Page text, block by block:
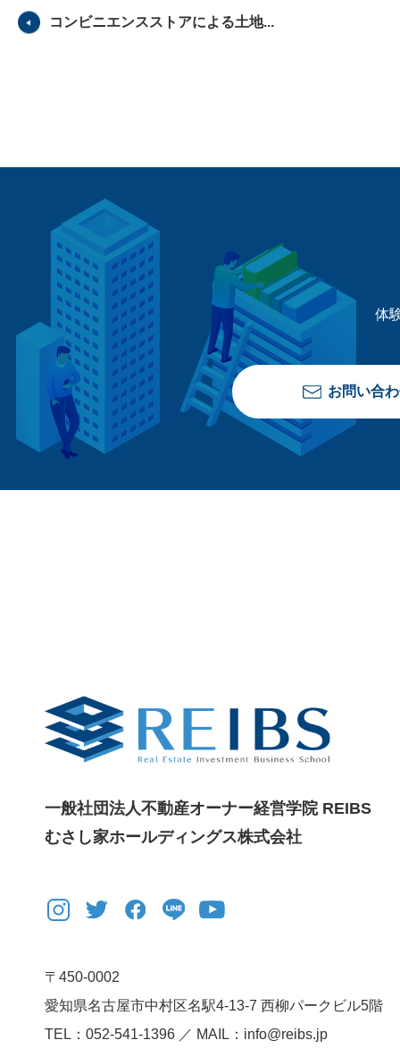
コンビニエンスストアによる土地...
体
お問い合
一般社団法人不動産オーナー経営学院 REIBS
むさし家ホールディングス株式会社
〒450-0002
愛知県名古屋市中村区名駅4-13-7 西柳パークビル5階
TEL：052-541-1396 ／ MAIL：info@reibs.jp